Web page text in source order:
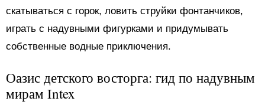
скатываться с горок, ловить струйки фонтанчиков,
играть с надувными фигурками и придумывать
собственные водные приключения.
Оазис детского восторга: гид по надувным
мирам Intex